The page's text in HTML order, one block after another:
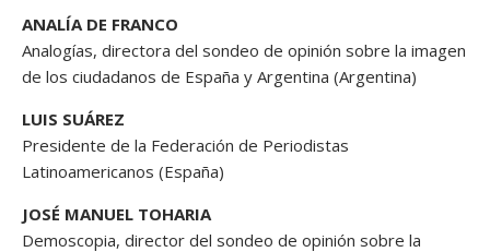
ANALÍA DE FRANCO
Analogías, directora del sondeo de opinión sobre la imagen
de los ciudadanos de España y Argentina (Argentina)
LUIS SUÁREZ
Presidente de la Federación de Periodistas
Latinoamericanos (España)
JOSÉ MANUEL TOHARIA
Demoscopia, director del sondeo de opinión sobre la